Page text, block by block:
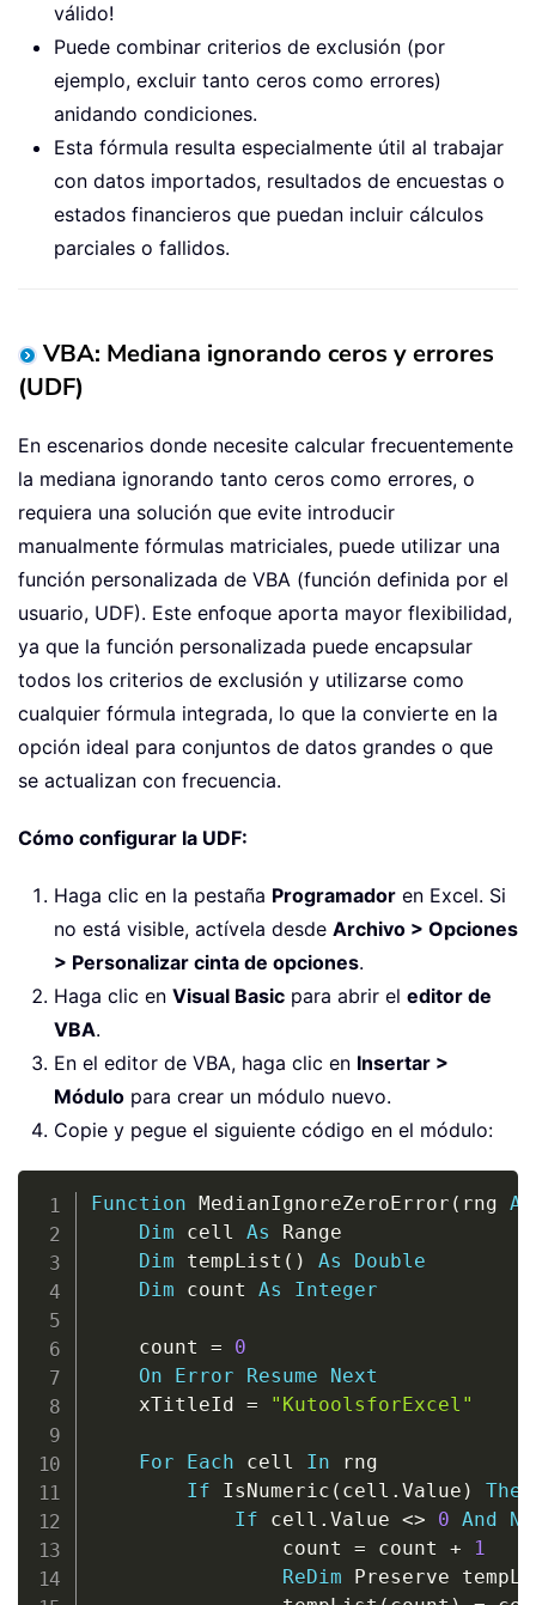
válido!
Puede combinar criterios de exclusión (por
ejemplo, excluir tanto ceros como errores)
anidando condiciones.
Esta fórmula resulta especialmente útil al trabajar
con datos importados, resultados de encuestas o
estados financieros que puedan incluir cálculos
parciales o fallidos.
VBA: Mediana ignorando ceros y errores
(UDF)
En escenarios donde necesite calcular frecuentemente
la mediana ignorando tanto ceros como errores, o
requiera una solución que evite introducir
manualmente fórmulas matriciales, puede utilizar una
función personalizada de VBA (función definida por el
usuario, UDF). Este enfoque aporta mayor flexibilidad,
ya que la función personalizada puede encapsular
todos los criterios de exclusión y utilizarse como
cualquier fórmula integrada, lo que la convierte en la
opción ideal para conjuntos de datos grandes o que
se actualizan con frecuencia.
Cómo configurar la UDF:
Haga clic en la pestaña Programador en Excel. Si
no está visible, actívela desde Archivo > Opciones
> Personalizar cinta de opciones.
Haga clic en Visual Basic para abrir el editor de
VBA.
En el editor de VBA, haga clic en Insertar >
Módulo para crear un módulo nuevo.
Copie y pegue el siguiente código en el módulo:
Function MedianIgnoreZeroError ( rng As
Dim cell As Range
Dim tempList ( ) As
Double
Dim count As Integer
    count
=
0
On
Error Resume
Next
    xTitleId
= "KutoolsforExcel"
For Each cell In rng
If IsNumeric ( cell . Value )
Then
If cell . Value <> 0 And
                count
= count +
1
ReDim Preserve
Copy